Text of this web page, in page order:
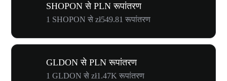
SHOPON से PLN रूपांतरण
1 SHOPON से zł549.81 रूपांतरण
GLDON से PLN रूपांतरण
1 GLDON से zł1.47K रूपांतरण